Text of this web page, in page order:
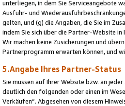
unterliegen, in dem Sie Serviceangebote
Ausfuhr- und
gelten, und (g) die Angaben, die Sie im
indem Sie sich über die Partner-Website
Wir machen keine Zusicherungen und
Partnerprogramm erwarten können, und
5.Angabe Ihres Partner-Status
Sie müssen auf Ihrer Website bzw. an
deutlich den folgenden oder einen im
Verkäufen“. Abgesehen von diesem